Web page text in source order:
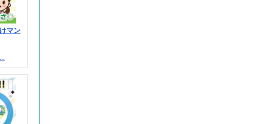
マン